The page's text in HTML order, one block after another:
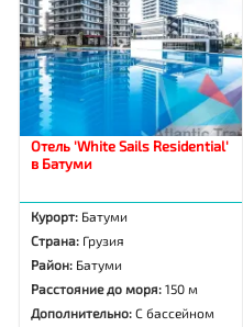
Отель 'White Sails Residential'
в Батуми
Курорт: Батуми
Страна: Грузия
Район: Батуми
Расстояние до моря:150 м
Дополнительно:С бассейном